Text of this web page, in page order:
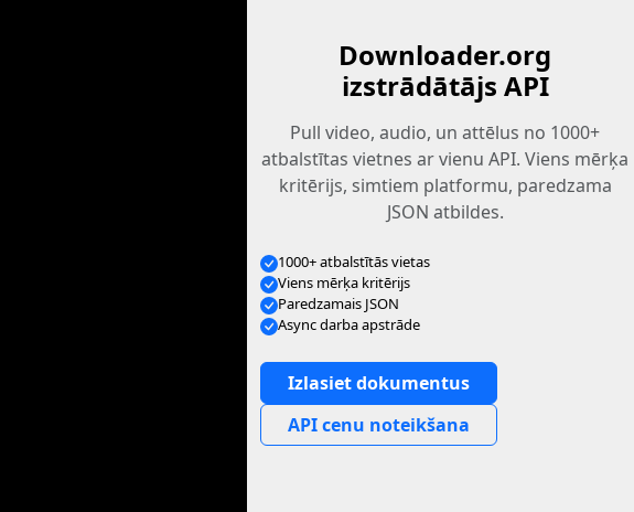
Downloader.org
izstrādātājs API
Pull video, audio, un attēlus no 1000+
atbalstītas vietnes ar vienu API. Viens mērķa
kritērijs, simtiem platformu, paredzama
JSON atbildes.
1000+ atbalstītās vietas
Viens mērķa kritērijs
Paredzamais JSON
Async darba apstrāde
Izlasiet dokumentus
API cenu noteikšana